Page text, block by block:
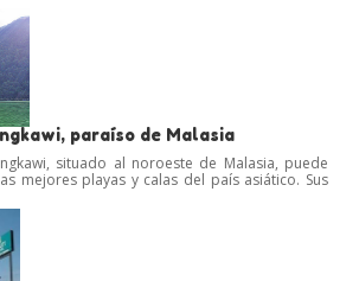
paraíso de Malasia
situado al noroeste de Malasia, puede
mejores playas y calas del país asiático. Sus